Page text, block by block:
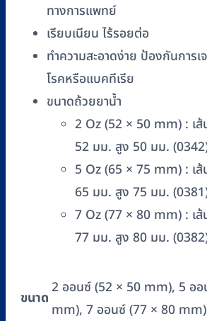
ทางการแพทย์
เรียบเนียน ไร้รอยต่อ
ทำความสะอาดง่าย ป้องกันการ
โรคหรือแบคทีเรีย
ขนาดถ้วยยาน้ำ
2 Oz (52 × 50 mm) : เ
52 มม. สูง 50 มม.
5 Oz (65 × 75 mm) : เ
65 มม. สูง 75 มม.
7 Oz (77 × 80 mm) : เ
77 มม. สูง 80 มม.
ขนาด
2 ออนซ์ (52 × 50 mm), 5 อ
mm), 7 ออนซ์ (77 × 80 mm)